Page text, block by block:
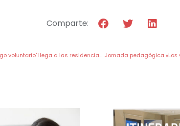
Comparte:
‘Tu carpeta amiga, tu amigo voluntario’ llega a las residencias de San Basilio y Ntra. Sra. de Fátima